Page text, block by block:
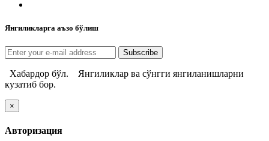
Янгиликларга аъзо бўлиш
Subscribe
Хабардор бўл.
Янгиликлар ва сўнгги янгиланишларни
кузатиб бор.
×
Авторизация